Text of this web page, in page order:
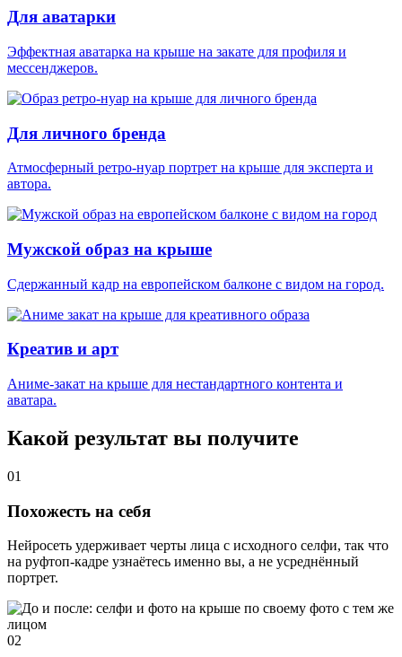
Для аватарки
Эффектная аватарка на крыше на закате для профиля и
мессенджеров.
Для личного бренда
Атмосферный ретро-нуар портрет на крыше для эксперта и
автора.
Мужской образ на крыше
Сдержанный кадр на европейском балконе с видом на город.
Креатив и арт
Аниме-закат на крыше для нестандартного контента и
аватара.
Какой результат вы получите
01
Похожесть на себя
Нейросеть удерживает черты лица с исходного селфи, так что
на руфтоп-кадре узнаётесь именно вы, а не усреднённый
портрет.
02